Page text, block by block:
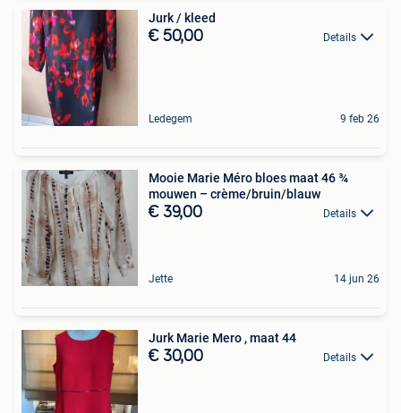
Jurk / kleed
€ 50,00 Details
Ledegem 9 feb 26
Mooie Marie Méro bloes maat 46 ¾
mouwen – crème/bruin/blauw
€ 39,00 Details
Jette 14 jun 26
Jurk Marie Mero , maat 44
€ 30,00 Details